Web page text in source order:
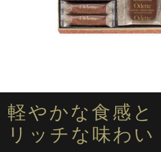
アルカディア 240g入
アルカディア 315g入
オデット 16個入
クッキーに戻る
軽やかな食感と
リッチな味わい